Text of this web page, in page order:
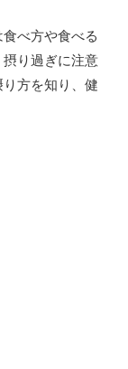
べ方や食べる
り過ぎに注意
方を知り、健